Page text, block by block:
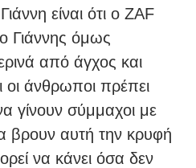
είναι ότι ο ZAF
Γιάννης όμως
από άγχος και
οι άνθρωποι πρέπει
γίνουν σύμμαχοι με
βρουν αυτή την κρυφή
να κάνει όσα δεν